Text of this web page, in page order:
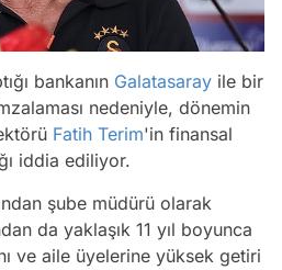
bankanın Galatasaray ile bir
nedeniyle, dönemin
Fatih Terim'in finansal
iddia ediliyor.
şube müdürü olarak
da yaklaşık 11 yıl boyunca
ve aile üyelerine yüksek getiri